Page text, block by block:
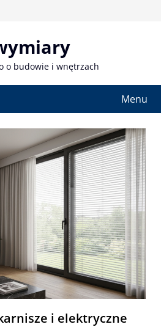
o budowie i wnętrzach
Menu
i elektryczne